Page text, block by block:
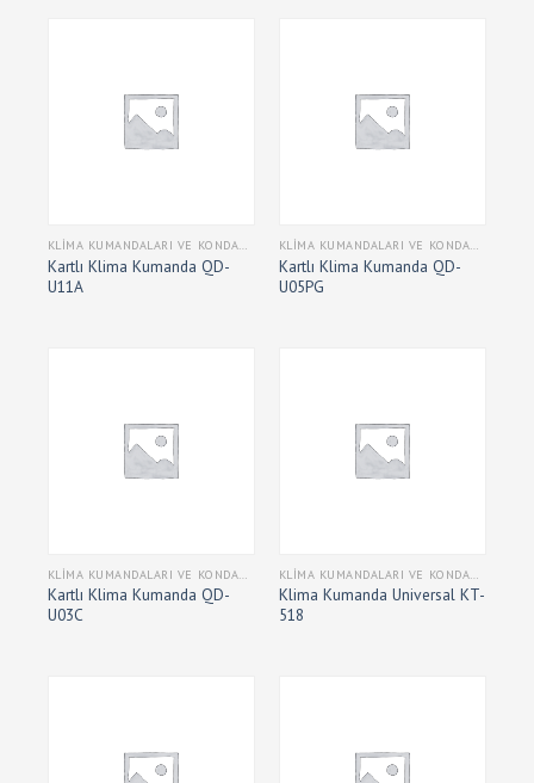
KLIMA KUMANDALARI VE KONDANSATÖRLERI
Kartlı Klima Kumanda QD-
U11A
KLIMA KUMANDALARI VE KONDANSATÖRLERI
Kartlı Klima Kumanda QD-
U05PG
Kartlı Klima Kumanda QD-
U03C
Klima Kumanda Universal KT-
518